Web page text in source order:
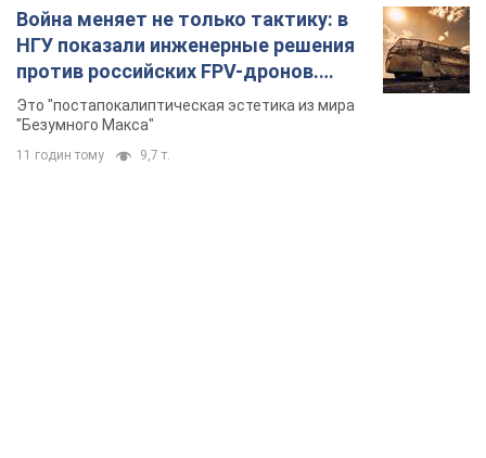
Война меняет не только тактику: в
НГУ показали инженерные решения
против российских FPV-дронов.
Фото
Это "постапокалиптическая эстетика из мира
"Безумного Макса"
11 годин тому 9,7 т.